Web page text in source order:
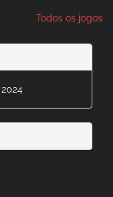
Todos os jogos